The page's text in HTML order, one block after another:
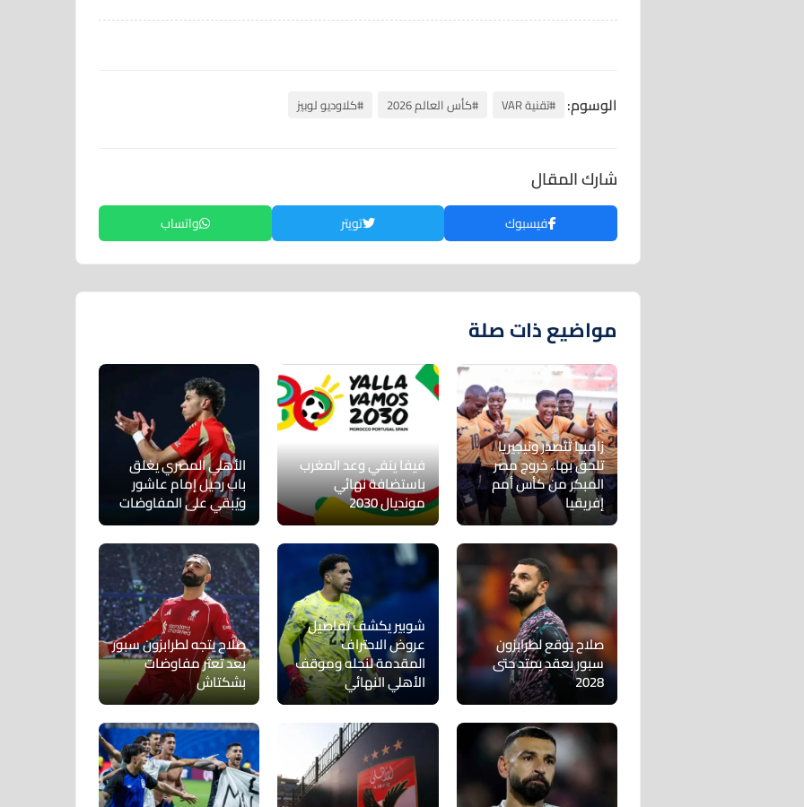
الوسوم: #تقنية VAR #كأس العالم 2026 #كلاوديو لوبيز
شارك المقال
فيسبوك تويتر واتساب
مواضيع ذات صلة
زامبيا تتصدر ونيجيريا
تلحق بها.. خروج مصر
المبكر من كأس أمم
إفريقيا
فيفا ينفي وعد المغرب
باستضافة نهائي
مونديال 2030
الأهلي المصري يغلق
باب رحيل إمام عاشور
ويُبقي على المفاوضات
صلاح يوقع لطرابزون
سبور بعقد يمتد حتى
2028
شوبير يكشف تفاصيل
عروض الاحتراف
المقدمة لنجله وموقف
الأهلي النهائي
صلاح يتجه لطرابزون سبور
بعد تعثر مفاوضات
بشكتاش